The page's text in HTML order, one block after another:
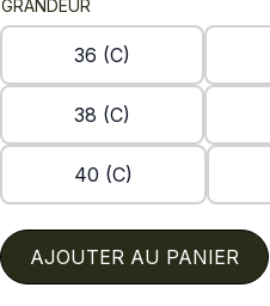
GRANDEUR
36 (C)
38 (C)
40 (C)
AJOUTER AU PANIER